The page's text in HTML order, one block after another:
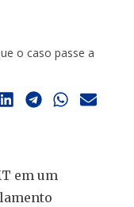
o caso passe a
em um